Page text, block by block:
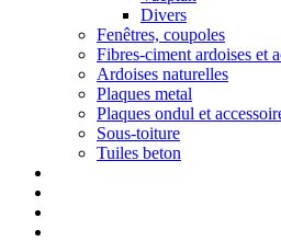
Divers
Fenêtres, coupoles
Fibres-ciment ardoises et
Ardoises naturelles
Plaques metal
Plaques ondul et
Sous-toiture
Tuiles beton